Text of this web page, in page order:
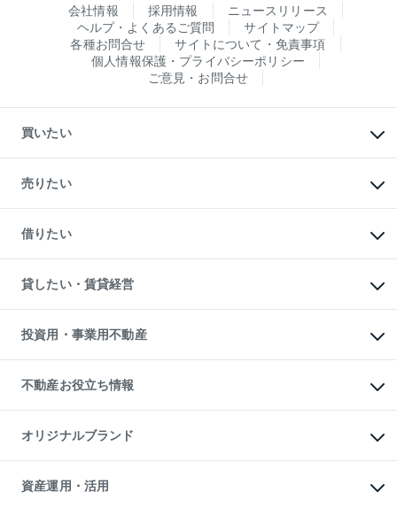
会社情報 採用情報
ニュースリリース
ヘルプ・よくあるご質問
サイトマップ
各種お問合せ
サイトについて・免責事項
個人情報保護・プライバシーポリシー
ご意見・お問合せ
買いたい
新築・分譲マンションの購入
中古マンションの購入
一戸建ての購入
中古一戸建ての購入
不動産購入の流れ
注目キーワード物件特集
購入ガイド
English 繁体中文簡体中文
売りたい
一戸建ての売却・査定
土地の売却・査定
スピードAI査定
不動産査定について
不動産売却の流れ
不動産買換えの流れ
売却ガイド
借りたい
オフィス・店舗の賃貸
借りるときの流れ
借りるガイド
貸したい・賃貸経営
マンション賃料データ
賃貸管理プラン
リロケーションについて
貸すガイド
投資用・事業用不動産
事業用不動産
マンション投資
投資用マンション
アパート経営
収益物件
ビル購入（ビル一棟）
投資用不動産の売却査定
不動産お役立ち情報
マンションライブラリー
人気マンションランキング
暮らしに役立つ不動産メディア
不動産相場・不動産価格情報
オリジナルブランド
一棟リノベーションマンション
L`GENTE（ルジェンテ）
資産運用・活用